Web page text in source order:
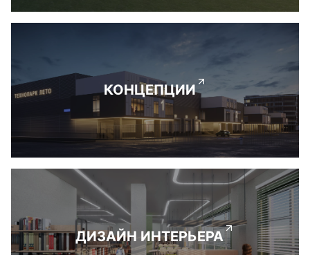
КОНЦЕПЦИИ
ДИЗАЙН ИНТЕРЬЕРА